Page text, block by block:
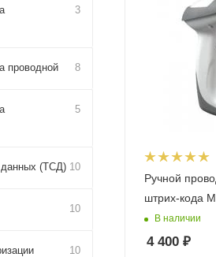
Ручной
штрих-кода
В наличии
4 400 ₽
3
проводной 8
5
(ТСД) 10
10
10